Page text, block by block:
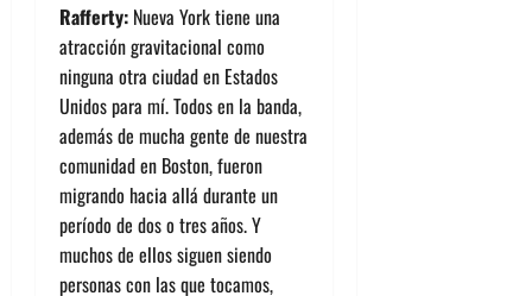
Rafferty: Nueva York tiene una
atracción gravitacional como
ninguna otra ciudad en Estados
Unidos para mí. Todos en la banda,
además de mucha gente de nuestra
comunidad en Boston, fueron
migrando hacia allá durante un
período de dos o tres años. Y
muchos de ellos siguen siendo
personas con las que tocamos,